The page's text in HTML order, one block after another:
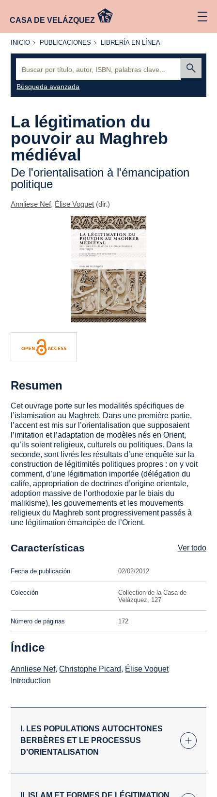
CASA DE VELÁZQUEZ
INICIO
INICIO PUBLICACIONES
PUBLICACIONES
LIBRERÍA
LÍNEA
LIBRERÍA EN LÍNEA
Búsqueda avanzada
La légitimation du
pouvoir au Maghreb
médiéval
De l'orientalisation à l'émancipation
politique
Annliese Nef, Élise Voguet (dir.)
Resumen
Cet ouvrage porte sur les modalités spécifiques de
l’islamisation au Maghreb. Dans une première partie,
l’accent est mis sur l’orientalisation que supposaient
l’imitation et l’adaptation de modèles nés en Orient,
qu’ils soient religieux, culturels ou politiques. Dans la
seconde, sont livrés les résultats d’une enquête sur la
construction de légitimités politiques propres : on y voit
comment, d’une légitimation importée (délégation du
calife, appropriation de doctrines d’origine orientale,
adoption massive de l’orthodoxie par le biais du
malikisme), les gouvernements et les mouvements
religieux du Maghreb sont progressivement passés à
une légitimation émancipée de l’Orient.
Características Ver todo
Fecha de publicación 02/02/2012
Colección
Collection de la Casa de
Velázquez, 127
Número de páginas 172
Índice
Annliese Nef,Christophe Picard, Élise Voguet
Introduction
I. LES POPULATIONS AUTOCHTONES
BERBÈRES ET LE PROCESSUS
D’ORIENTALISATION